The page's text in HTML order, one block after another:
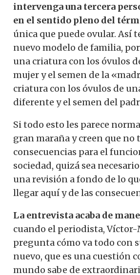
intervenga una tercera
en el sentido pleno del
única que puede ovular. Así
nuevo modelo de familia,
una criatura con los óvulos
mujer y el semen de la
criatura con los óvulos de
diferente y el semen del
Si todo esto les parece
gran maraña y creen que no
consecuencias para el
sociedad, quizá sea
una revisión a fondo de lo
llegar aquí y de las
La entrevista acaba de
cuando el periodista, Víctor-
pregunta cómo va todo con
nuevo, que es una cuestión
mundo sabe de